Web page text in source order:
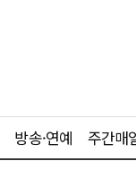
방송·연예 주간매